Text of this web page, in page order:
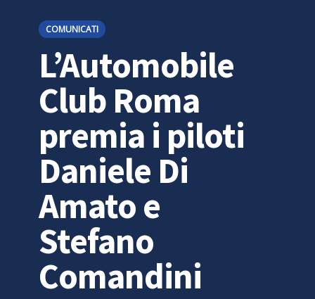
COMUNICATI
L’Automobile
Club Roma
premia i piloti
Daniele Di
Amato e
Stefano
Comandini